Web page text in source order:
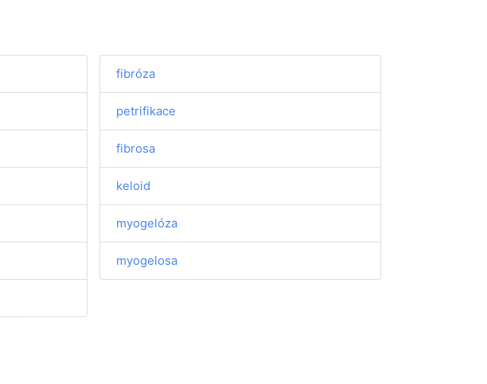
fibróza
petrifikace
fibrosa
keloid
myogelóza
myogelosa